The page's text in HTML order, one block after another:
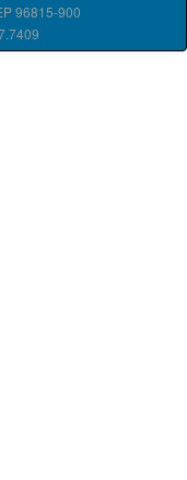
96815-900